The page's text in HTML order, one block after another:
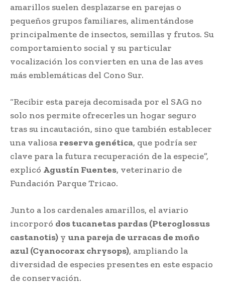
amarillos suelen desplazarse en parejas o
pequeños grupos familiares, alimentándose
principalmente de insectos, semillas y frutos. Su
comportamiento social y su particular
vocalización los convierten en una de las aves
más emblemáticas del Cono Sur.
“Recibir esta pareja decomisada por el SAG no
solo nos permite ofrecerles un hogar seguro
tras su incautación, sino que también establecer
una valiosa reserva genética, que podría ser
clave para la futura recuperación de la especie”,
explicó Agustín Fuentes, veterinario de
Fundación Parque Tricao.
Junto a los cardenales amarillos, el aviario
incorporó dos tucanetas pardas (Pteroglossus
castanotis) y una pareja de urracas de moño
azul (Cyanocorax chrysops), ampliando la
diversidad de especies presentes en este espacio
de conservación.